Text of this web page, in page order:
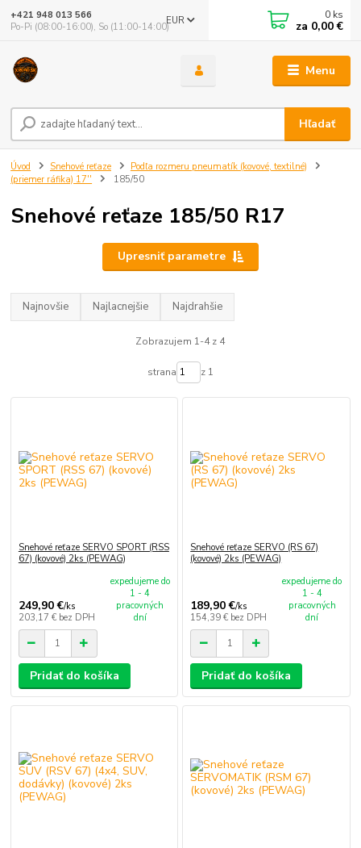
Menu
EUR
Hľadať
+421 948 013 566
Po-Pi (08:00-16:00), So (11:00-14:00)
0 ks
za 0,00 €
Úvod Snehové reťaze
Podľa rozmeru pneumatík (kovové, textilné)
(priemer ráfika) 17''
185/50
Snehové reťaze 185/50 R17
Upresniť parametre
Najnovšie Najlacnejšie Najdrahšie
Zobrazujem 1-4 z 4
strana z 1
Snehové reťaze SERVO SPORT (RSS
67) (kovové) 2ks (PEWAG)
249,90 €/ks
203,17 € bez DPH
expedujeme do
1 - 4
pracovných
dní
Pridať do košíka
Snehové reťaze SERVO (RS 67)
(kovové) 2ks (PEWAG)
189,90 €/ks
154,39 € bez DPH
expedujeme do
1 - 4
pracovných
dní
Pridať do košíka